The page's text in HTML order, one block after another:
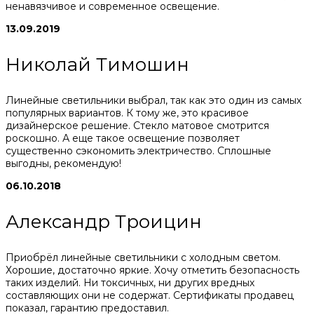
ненавязчивое и современное освещение.
13.09.2019
Николай Тимошин
Линейные светильники выбрал, так как это один из самых
популярных вариантов. К тому же, это красивое
дизайнерское решение. Стекло матовое смотрится
роскошно. А еще такое освещение позволяет
существенно сэкономить электричество. Сплошные
выгодны, рекомендую!
06.10.2018
Александр Троицин
Приобрёл линейные светильники с холодным светом.
Хорошие, достаточно яркие. Хочу отметить безопасность
таких изделий. Ни токсичных, ни других вредных
составляющих они не содержат. Сертификаты продавец
показал, гарантию предоставил.